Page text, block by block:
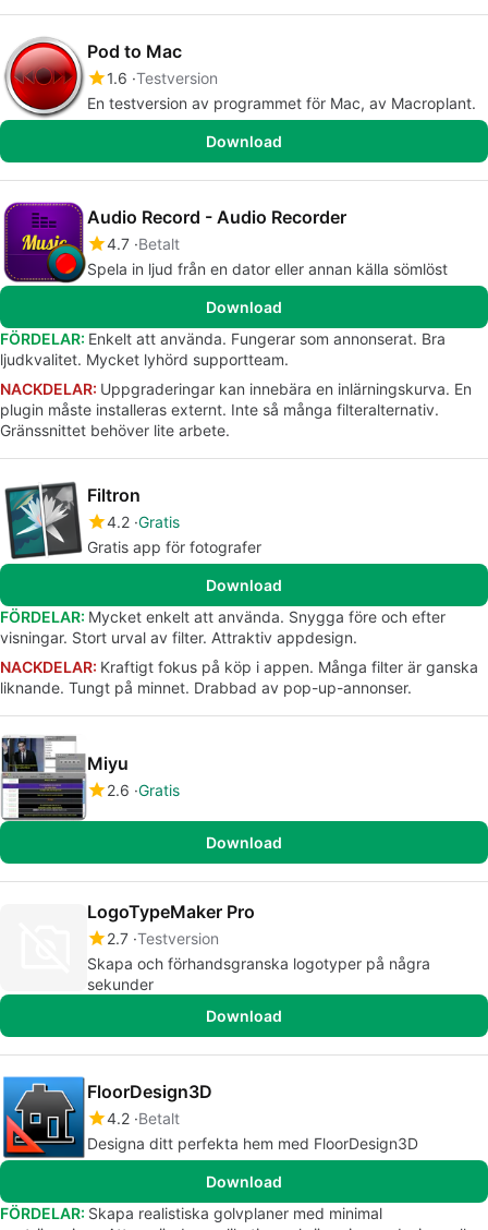
Pod to Mac
1.6 Testversion
En testversion av programmet för Mac, av Macroplant.
Download
Audio Record - Audio Recorder
4.7 Betalt
Spela in ljud från en dator eller annan källa sömlöst
Download
FÖRDELAR: Enkelt att använda. Fungerar som annonserat. Bra
ljudkvalitet. Mycket lyhörd supportteam.
NACKDELAR: Uppgraderingar kan innebära en inlärningskurva. En
plugin måste installeras externt. Inte så många filteralternativ.
Gränssnittet behöver lite arbete.
Filtron
4.2 Gratis
Gratis app för fotografer
Download
FÖRDELAR: Mycket enkelt att använda. Snygga före och efter
visningar. Stort urval av filter. Attraktiv appdesign.
NACKDELAR: Kraftigt fokus på köp i appen. Många filter är ganska
liknande. Tungt på minnet. Drabbad av pop-up-annonser.
Miyu
2.6 Gratis
Download
LogoTypeMaker Pro
2.7 Testversion
Skapa och förhandsgranska logotyper på några
sekunder
Download
FloorDesign3D
4.2 Betalt
Designa ditt perfekta hem med FloorDesign3D
Download
FÖRDELAR: Skapa realistiska golvplaner med minimal